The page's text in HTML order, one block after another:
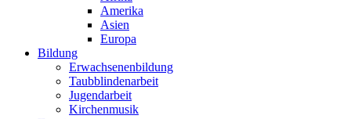
Amerika
Asien
Europa
Bildung
Erwachsenenbildung
Taubblindenarbeit
Jugendarbeit
Kirchenmusik